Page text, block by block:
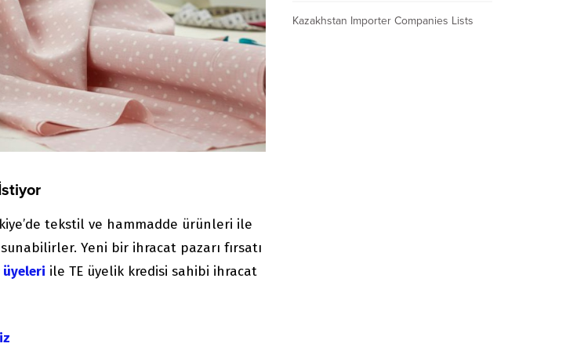
tekstil ve hammadde ürünleri ile
Yeni bir ihracat pazarı fırsatı
üyeleri ile TE üyelik kredisi sahibi ihracat
Kazakhstan Importer Companies Lists